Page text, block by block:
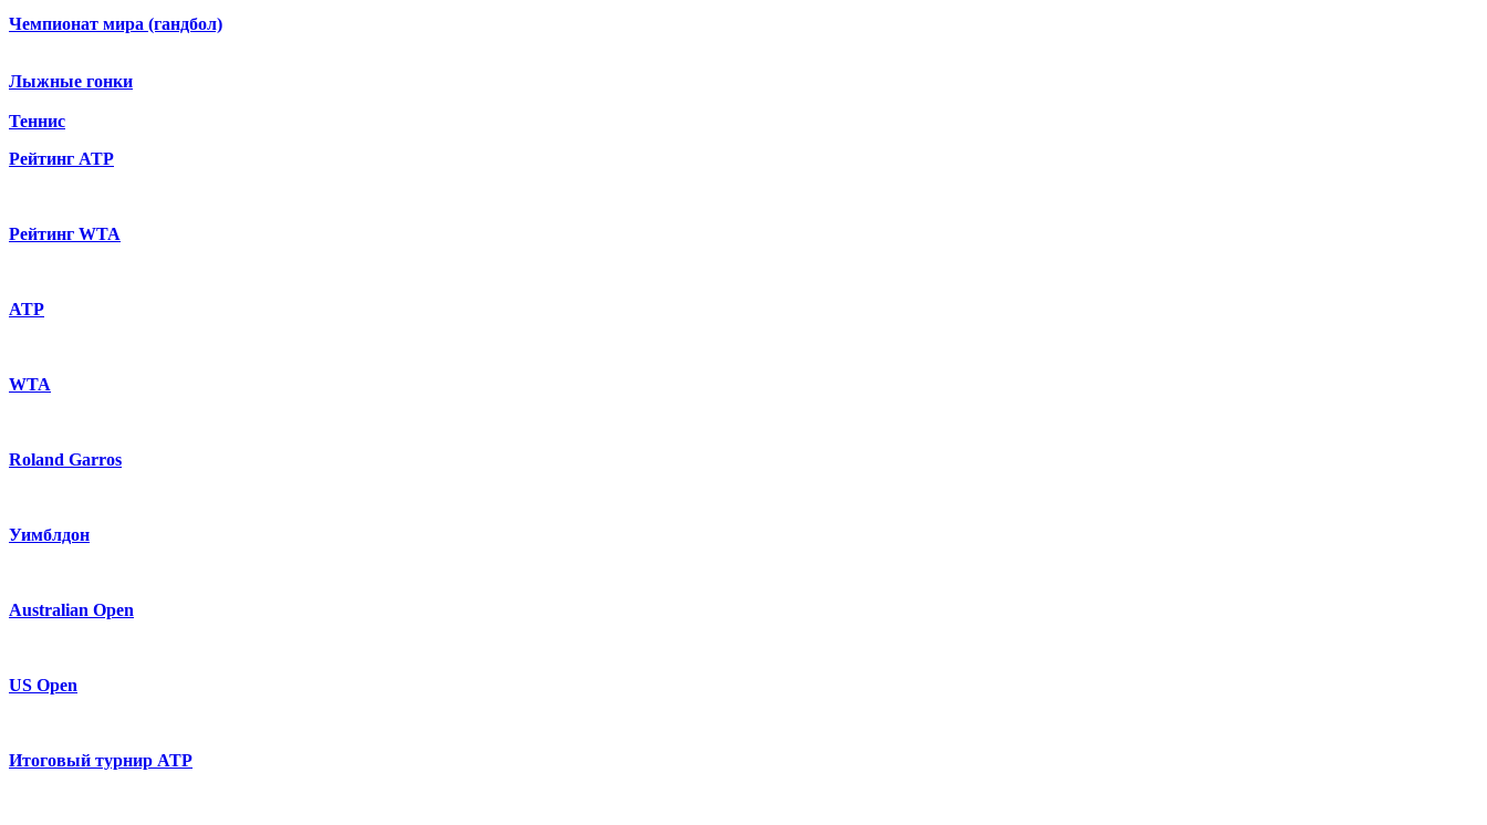
Чемпионат мира (гандбол)
Лыжные гонки
Теннис
Рейтинг ATP
Рейтинг WTA
ATP
WTA
Roland Garros
Уимблдон
Australian Open
US Open
Итоговый турнир ATP